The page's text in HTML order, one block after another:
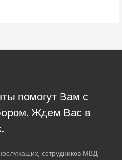
помогут Вам с
Ждем Вас в
сотрудников МВД,